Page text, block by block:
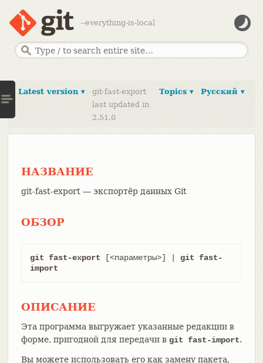
--everything-is-local
Русский ▾
Topics ▾
Latest version ▾
git-fast-export
last updated in
2.51.0
НАЗВАНИЕ
git-fast-export — экспортёр данных Git
ОБЗОР
git fast-export [<параметры>] | git fast-
import
ОПИСАНИЕ
Эта программа выгружает указанные редакции в
форме, пригодной для передачи в git fast-import.
Вы можете использовать его как замену пакета,